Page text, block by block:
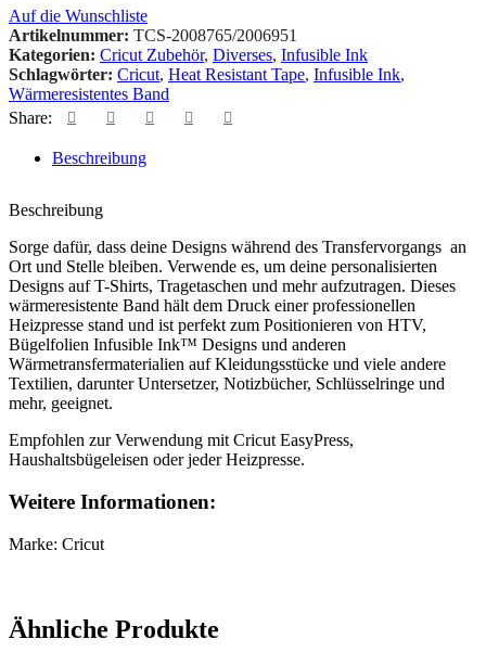
Auf die Wunschliste
Artikelnummer: TCS-2008765/2006951
Kategorien: Cricut Zubehör, Diverses, Infusible Ink
Schlagwörter: Cricut, Heat Resistant Tape, Infusible Ink,
Wärmeresistentes Band
Share:
Beschreibung
Beschreibung
Sorge dafür, dass deine Designs während des Transfervorgangs an
Ort und Stelle bleiben. Verwende es, um deine personalisierten
Designs auf T-Shirts, Tragetaschen und mehr aufzutragen. Dieses
wärmeresistente Band hält dem Druck einer professionellen
Heizpresse stand und ist perfekt zum Positionieren von HTV,
Bügelfolien Infusible Ink™ Designs und anderen
Wärmetransfermaterialien auf Kleidungsstücke und viele andere
Textilien, darunter Untersetzer, Notizbücher, Schlüsselringe und
mehr, geeignet.
Empfohlen zur Verwendung mit Cricut EasyPress,
Haushaltsbügeleisen oder jeder Heizpresse.
Weitere Informationen:
Marke: Cricut
Ähnliche Produkte